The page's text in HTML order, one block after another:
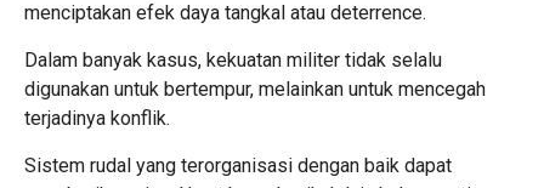
menciptakan efek daya tangkal atau deterrence.
Dalam banyak kasus, kekuatan militer tidak selalu
digunakan untuk bertempur, melainkan untuk mencegah
terjadinya konflik.
Sistem rudal yang terorganisasi dengan baik dapat